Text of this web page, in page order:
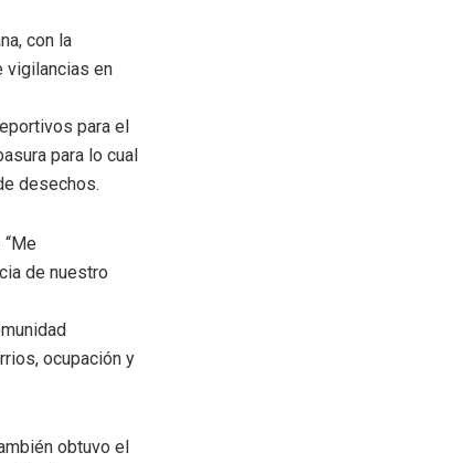
con la
vigilancias en
para el
para lo cual
desechos.
de nuestro
ocupación y
obtuvo el